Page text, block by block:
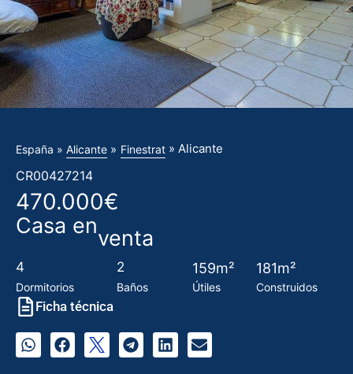
España » Alicante » Finestrat » Alicante
CR00427214
470.000€
Casa enventa
4
Dormitorios
2
Baños
159m²
Útiles
181m²
Construidos
Ficha técnica